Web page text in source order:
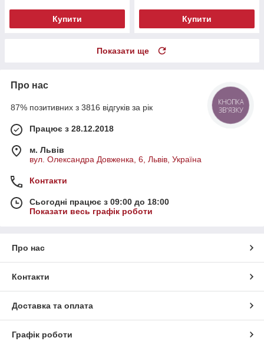
Купити Купити
Показати ще
Про нас
87% позитивних з 3816 відгуків за рік
Працює з 28.12.2018
м. Львів
вул. Олександра Довженка, 6, Львів, Україна
Контакти
Сьогодні працює з 09:00 до 18:00
Показати весь графік роботи
Про нас
Контакти
Доставка та оплата
Графік роботи
КНОПКА
ЗВ'ЯЗКУ